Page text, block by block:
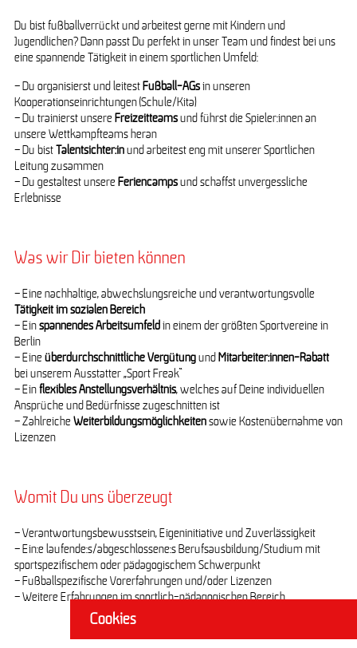
Du bist fußballverrückt und arbeitest gerne mit Kindern und
Jugendlichen? Dann passt Du perfekt in unser Team und findest bei uns
eine spannende Tätigkeit in einem sportlichen Umfeld:
– Du organisierst und leitest Fußball-AGsin unseren
Kooperationseinrichtungen (Schule/Kita)
– Du trainierst unsere Freizeitteamsund führst die Spieler:innen an
unsere Wettkampfteams heran
– Du bistTalentsichter:inund arbeitest eng mit unserer Sportlichen
Leitung zusammen
– Du gestaltest unsere Feriencampsund schaffst unvergessliche
Erlebnisse
Was wir Dir bieten können
– Eine nachhaltige, abwechslungsreiche und verantwortungsvolle
Tätigkeit im sozialen Bereich
– Einspannendes Arbeitsumfeldin einem der größten Sportvereine in
Berlin
– Eine überdurchschnittliche Vergütungund Mitarbeiter:innen-Rabatt
bei unserem Ausstatter „Sport Freak“
– Einflexibles Anstellungsverhältnis, welches auf Deine individuellen
Ansprüche und Bedürfnisse zugeschnitten ist
– Zahlreiche Weiterbildungsmöglichkeitensowie Kostenübernahme von
Lizenzen
Womit Du uns überzeugt
– Verantwortungsbewusstsein, Eigeninitiative und Zuverlässigkeit
– Ein:e laufende:s/abgeschlossene:s Berufsausbildung/Studium mit
sportspezifischem oder pädagogischem Schwerpunkt
– Fußballspezifische Vorerfahrungen und/oder Lizenzen
– Weitere Erfahrungen im sportlich-pädagogischen Bereich
Cookies